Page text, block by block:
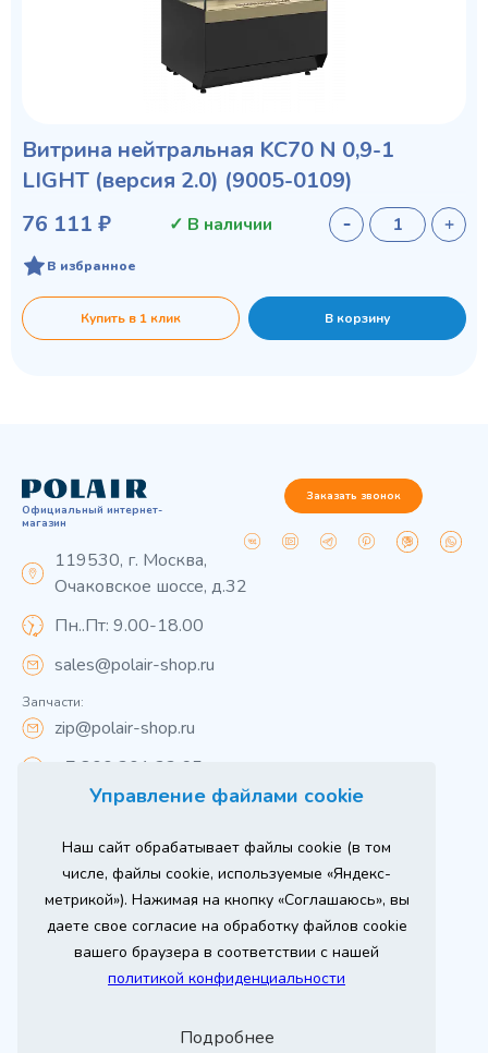
Управление файлами cookie
Наш сайт обрабатывает файлы cookie (в том
числе, файлы cookie, используемые «Яндекс-
метрикой»). Нажимая на кнопку «Соглашаюсь», вы
даете свое согласие на обработку файлов cookie
вашего браузера в соответствии с нашей
политикой конфиденциальности
Подробнее
Витрина нейтральная KC70 N 0,9-1
LIGHT (версия 2.0) (9005-0109)
76 111 ₽
✓ В наличии
В избранное
Купить в 1 клик В корзину
Официальный интернет-
магазин
119530, г. Москва,
Очаковское шоссе, д.32
Пн..Пт: 9.00-18.00
sales@polair-shop.ru
Запчасти:
zip@polair-shop.ru
+7 800 301 33 65
Заказать звонок
Вся информация на сайте о товарах носит
справочный характер и не является публичной
офертой в соответствии с пунктом 2 статьи 437 ГК РФ.
Для получения подробной информации о наличии и
стоимости указанных товаров и (или) услуг,
пожалуйста, обращайтесь к менеджеру сайта по
телефону
При использовании материалов сайта ссылка
Продвижение сайта
Оставь заявку